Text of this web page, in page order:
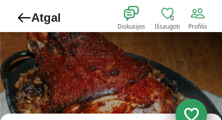
Atgal
Diskusijos
0
Išsaugoti Profilis